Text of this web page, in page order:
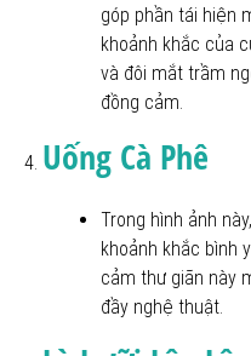
góp phần tái hiện
khoảnh khắc của
và đôi mắt trầm
đồng cảm.
Uống Cà Phê
Trong hình ảnh
khoảnh khắc bình
cảm thư giãn này
đầy nghệ thuật.